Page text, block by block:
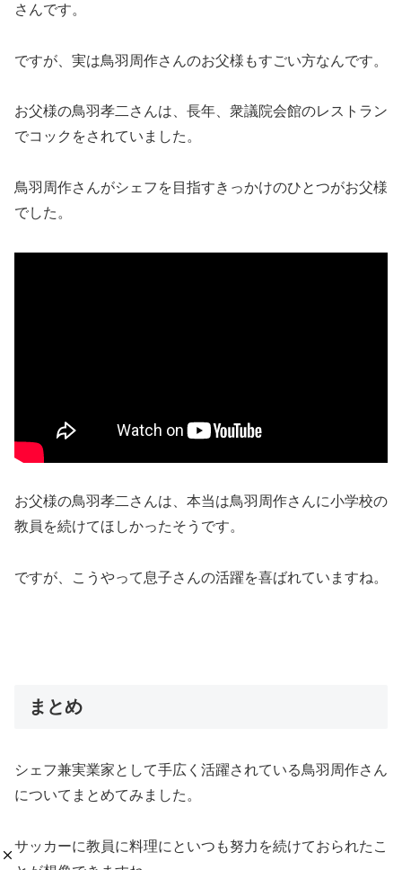
さんです。
ですが、実は鳥羽周作さんのお父様もすごい方なんです。
お父様の鳥羽孝二さんは、長年、衆議院会館のレストラン
でコックをされていました。
鳥羽周作さんがシェフを目指すきっかけのひとつがお父様
でした。
お父様の鳥羽孝二さんは、本当は鳥羽周作さんに小学校の
教員を続けてほしかったそうです。
ですが、こうやって息子さんの活躍を喜ばれていますね。
まとめ
シェフ兼実業家として手広く活躍されている鳥羽周作さん
についてまとめてみました。
サッカーに教員に料理にといつも努力を続けておられたこ